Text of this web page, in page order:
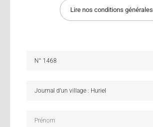
Lire nos conditions générales